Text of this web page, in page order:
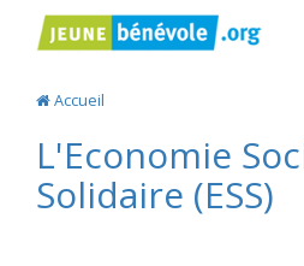
Accueil
L'Economie
Solidaire (ESS)